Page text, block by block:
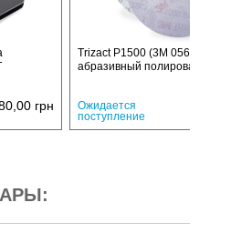
грн
Trizact P1500 (3M 05600) -
абразивный полировальный
Ожидается
поступление